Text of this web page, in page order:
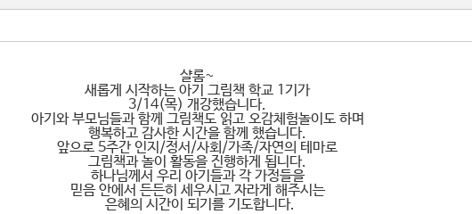
샬롬~
새롭게 시작하는 아기 그림책 학교 1기가
3/14(목) 개강했습니다.
아기와 부모님들과 함께 그림책도 읽고 오감체험놀이도 하며
행복하고 감사한 시간을 함께 했습니다.
앞으로 5주간 인지/정서/사회/가족/자연의 테마로
그림책과 놀이 활동을 진행하게 됩니다.
하나님께서 우리 아기들과 각 가정들을
믿음 안에서 든든히 세우시고 자라게 해주시는
은혜의 시간이 되기를 기도합니다.